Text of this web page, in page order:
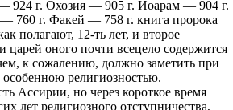
924 г. Охозия — 905 г. Иоарам — 904 г.
760 г. Факей — 758 г. книга пророка
полагают, 12-ть лет, и второе
оного почти всецело содержится
к сожалению, должно заметить при
религиозностью.
Ассирии, но через короткое время
лет религиозного отступничества,